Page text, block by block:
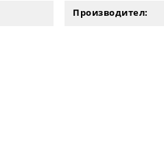
Производител: